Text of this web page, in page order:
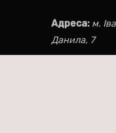
Адреса: м.
Данила, 7